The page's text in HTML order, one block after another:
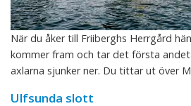
När du åker till Friiberghs Herrgård
kommer fram och tar det första
axlarna sjunker ner. Du tittar ut över
Ulfsunda slott